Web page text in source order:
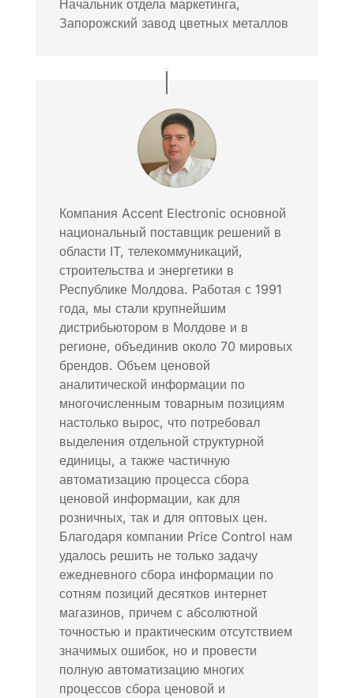
Начальник отдела маркетинга,
Запорожский завод цветных металлов
Компания Accent Electronic основной
национальный поставщик решений в
области IT, телекоммуникаций,
строительства и энергетики в
Республике Молдова. Работая с 1991
года, мы стали крупнейшим
дистрибьютором в Молдове и в
регионе, объединив около 70 мировых
брендов. Объем ценовой
аналитической информации по
многочисленным товарным позициям
настолько вырос, что потребовал
выделения отдельной структурной
единицы, а также частичную
автоматизацию процесса сбора
ценовой информации, как для
розничных, так и для оптовых цен.
Благодаря компании Price Control нам
удалось решить не только задачу
ежедневного сбора информации по
сотням позиций десятков интернет
магазинов, причем с абсолютной
точностью и практическим отсутствием
значимых ошибок, но и провести
полную автоматизацию многих
процессов сбора ценовой и